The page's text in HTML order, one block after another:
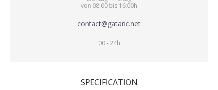
von 08:00 bis 16:00h
contact@gataric.net
00 - 24h
SPECIFICATION